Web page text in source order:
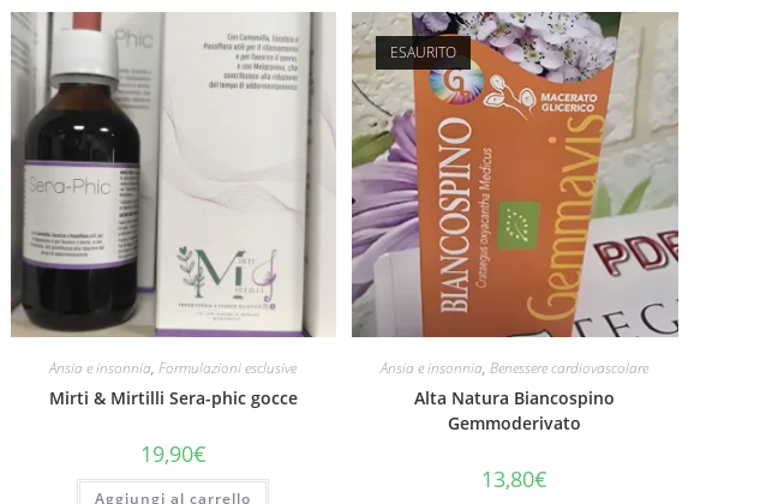
Ansia e insonnia,Formulazioni esclusive
Mirti & Mirtilli Sera-phic gocce
19,90€
Aggiungi al carrello
ESAURITO
Ansia e insonnia,Benessere cardiovascolare
Alta Natura Biancospino
Gemmoderivato
13,80€